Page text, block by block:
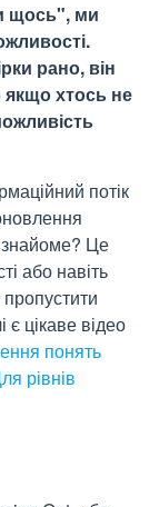
щось", ми
рано, він
якщо хтось не
потік
Це
або навіть
цікаве відео
понять
рівнів